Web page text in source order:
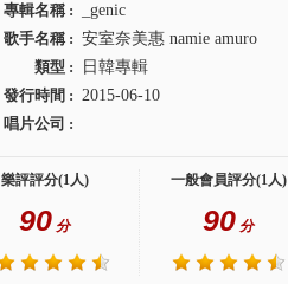
專輯名稱 :
_genic
歌手名稱 : 安室奈美惠 namie amuro
類型 :
日韓專輯
發行時間 : 2015-06-10
唱片公司 :
樂評評分(1人)
90 分
一般會員評分(1人)
90 分